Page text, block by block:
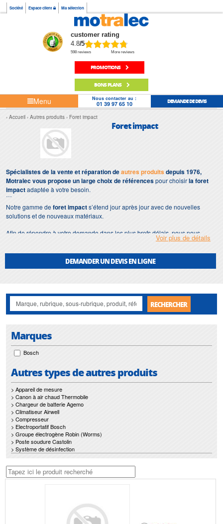
Société Espace client Ma sélection
customer rating
4.8/5
598 reviews More reviews
PROMOTIONS
BONS PLANS
Menu Nous contacter au :
01 39 97 65 10 DEMANDE DE DEVIS
Accueil Autres produits Foret impact
Foret impact
Spécialistes de la vente et réparation deautres produits depuis 1976,
Motralec vous propose un large choix de référencespour choisirla foret
impactadaptée à votre besoin.
Notre gamme deforet impacts’étend jour après jour avec de nouvelles
solutions et de nouveaux matériaux.
Afin de répondre à votre demande dans les plus brefs délais, nous nous
foret impact.
met également à votre disposition son service de
maintenance deforet impact.
contraintes sont un gage d'efficacité, et garantissent l'absence de perturbation
de vos installations deforet impact.
Voir plus de détails
DEMANDER UN DEVIS EN LIGNE
RECHERCHER
Marques
Bosch
Autres types de autres produits
> Appareil de mesure
> Canon à air chaud Thermobile
> Chargeur de batterie Agemo
> Climatiseur Airwell
> Compresseur
> Electroportatif Bosch
> Groupe électrogène Robin (Worms)
> Poste soudure Castolin
> Système de désinfection